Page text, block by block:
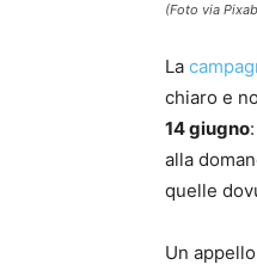
(Foto via
La
chiaro e
14 giugno:
alla
quelle
Un